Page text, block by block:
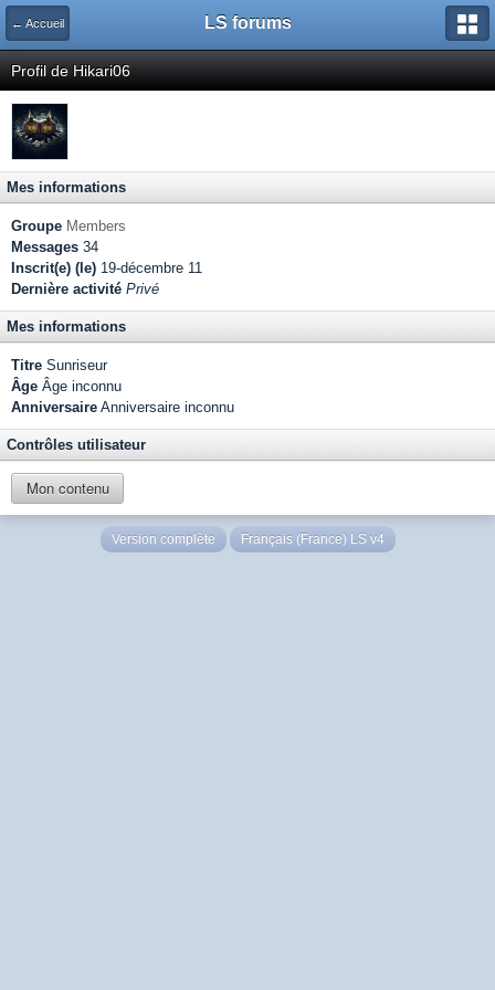
← Accueil LS forums
Profil de Hikari06
Mes informations
Groupe Members
Messages 34
Inscrit(e) (le) 19-décembre 11
Dernière activité Privé
Mes informations
Titre Sunriseur
Âge Âge inconnu
Anniversaire Anniversaire inconnu
Contrôles utilisateur
Mon contenu
Version complète Français (France) LS v4